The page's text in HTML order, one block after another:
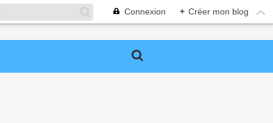
Connexion + Créer mon blog